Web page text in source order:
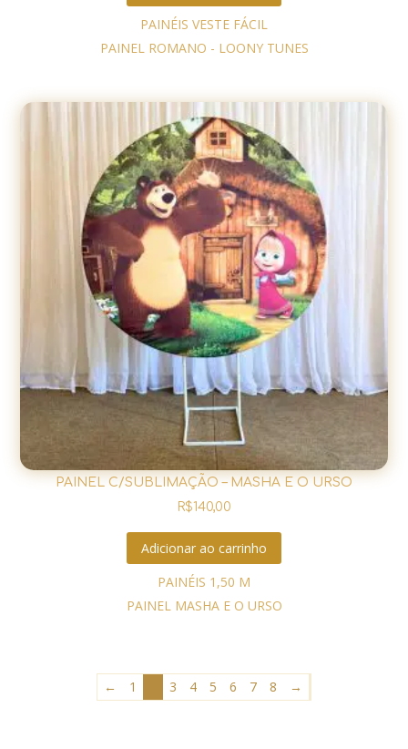
PAINÉIS VESTE FÁCIL
PAINEL ROMANO - LOONY TUNES
PAINEL C/SUBLIMAÇÃO – MASHA E O URSO
R$140,00
Adicionar ao carrinho
PAINÉIS 1,50 M
PAINEL MASHA E O URSO
← 1 3 4 5 6 7 8 →